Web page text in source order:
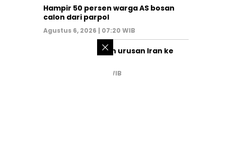
Hampir 50 persen warga AS bosan
calon dari parpol
Agustus 6, 2026 | 07:20 WIB
PM Israel serahkan urusan Iran ke
Juli 31, 2026 | 02:47 WIB